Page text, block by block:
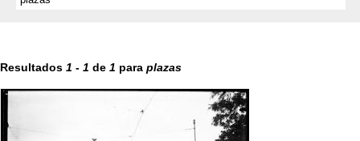
Resultados 1 - 1 de 1 para plazas